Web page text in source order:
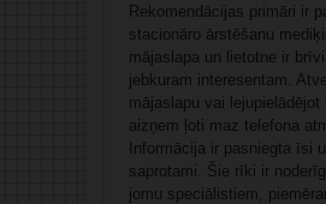
Rekomendācijas primāri ir
stacionāro ārstēšanu
mājaslapa un lietotne ir
jebkuram interesentam.
mājaslapu vai lejupielādējot
aizņem ļoti maz telefona
Informācija ir pasniegta īsi
saprotami. Šie rīki ir
jomu speciālistiem,